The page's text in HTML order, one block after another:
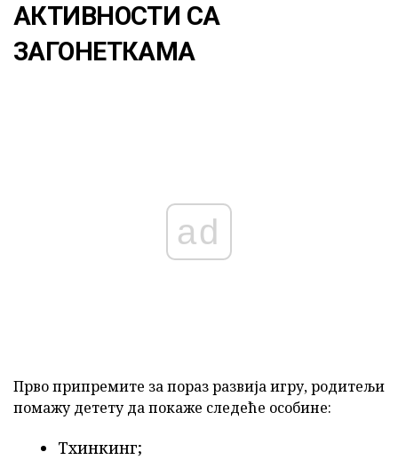
АКТИВНОСТИ СА
ЗАГОНЕТКАМА
ad
Прво припремите за пораз развија игру, родитељи
помажу детету да покаже следеће особине:
Тхинкинг;